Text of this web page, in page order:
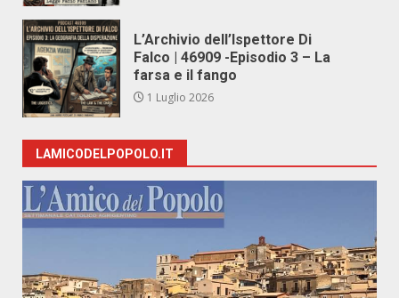
L’Archivio dell’Ispettore Di
Falco | 46909 -Episodio 3 – La
farsa e il fango
1 Luglio 2026
LAMICODELPOPOLO.IT